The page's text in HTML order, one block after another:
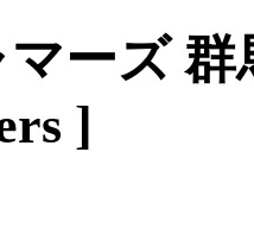
ーズ
]